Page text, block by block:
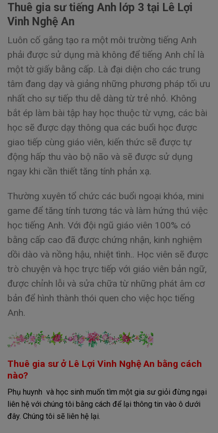
Thuê gia sư tiếng Anh lớp 3 tại Lê Lợi
Vinh Nghệ An
Luôn cố gắng tạo ra một môi trường tiếng Anh
phải được sử dụng mà không để tiếng Anh chỉ là
một tờ giấy bằng cấp. Là đại diện cho các trung
tâm đang dạy và giảng những phương pháp tối ưu
nhất cho sự tiếp thu dễ dàng từ trẻ nhỏ. Không
bắt ép làm bài tập hay học thuộc từ vựng, các bài
học sẽ được dạy thông qua các buổi học được
giao tiếp cùng giáo viên, kiến thức sẽ được tự
động hấp thu vào bộ não và sẽ được sử dụng
ngay khi cần thiết tăng tính phản xạ.
Thường xuyên tổ chức các buổi ngoại khóa, mini
game để tăng tính tương tác và làm hứng thú việc
học tiếng Anh. Với đội ngũ giáo viên 100% có
bằng cấp cao đã được chứng nhận, kinh nghiệm
dồi dào và nồng hậu, nhiệt tình.. Học viên sẽ được
trò chuyện và học trực tiếp với giáo viên bản ngữ,
được chỉnh lỗi và sửa chữa từ những phát âm cơ
bản để hình thành thói quen cho việc học tiếng
Anh.
Thuê gia sư ở Lê Lợi Vinh Nghệ An bằng cách
nào?
Phụ huynh và học sinh muốn tìm một gia sư giỏi đừng ngại
liên hệ với chúng tôi bằng cách để lại thông tin vào ô dưới
đây. Chúng tôi sẽ liên hệ lại.